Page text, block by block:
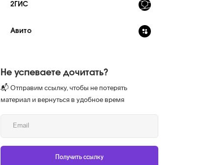
2ГИС
Авито
Не успеваете дочитать?
📬 Отправим ссылку, чтобы не потерять
материал и вернуться в удобное время